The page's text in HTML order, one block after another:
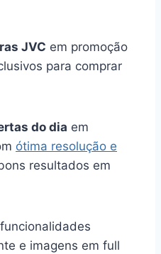
JVC em promoção
para comprar
do dia em
ótima resolução e
resultados em
e imagens em full